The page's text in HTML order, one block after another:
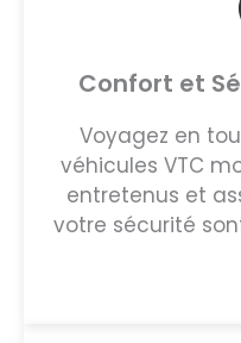
Confort et
Voyagez en
véhicules VTC
entretenus et
votre sécurité